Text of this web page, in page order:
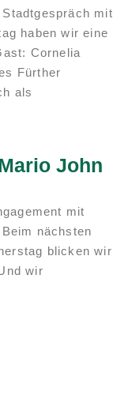
mit
haben wir eine
Cornelia
Fürther
als
John
mit
nächsten
blicken wir
wir